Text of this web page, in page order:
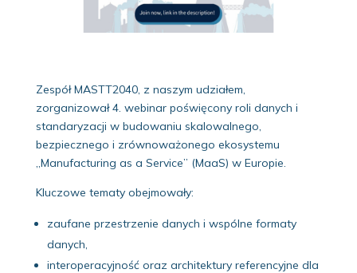
Zespół MASTT2040, z naszym udziałem,
zorganizował 4. webinar poświęcony roli danych i
standaryzacji w budowaniu skalowalnego,
bezpiecznego i zrównoważonego ekosystemu
„Manufacturing as a Service” (MaaS) w Europie.
Kluczowe tematy obejmowały:
zaufane przestrzenie danych i wspólne formaty
danych,
interoperacyjność oraz architektury referencyjne dla